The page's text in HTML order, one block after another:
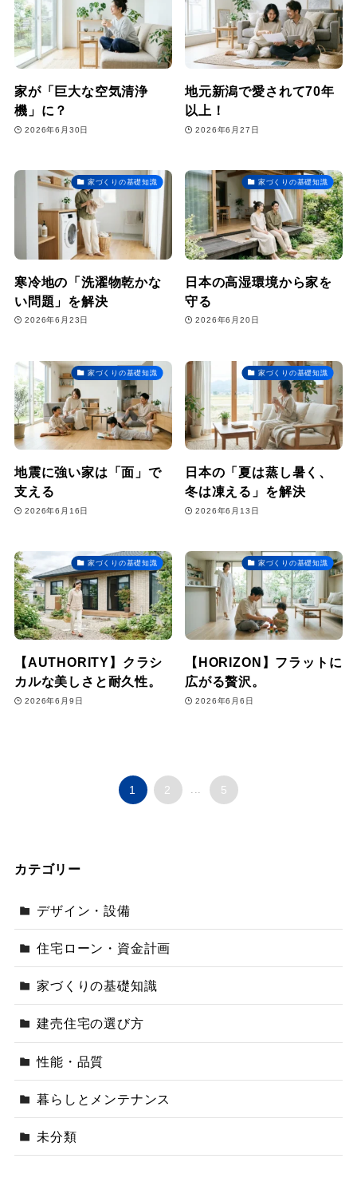
家が「巨大な空気清浄
機」に？
2026年6月30日
地元新潟で愛されて70年
以上！
2026年6月27日
家づくりの基礎知識
寒冷地の「洗濯物乾かな
い問題」を解決
2026年6月23日
家づくりの基礎知識
日本の高湿環境から家を
守る
2026年6月20日
家づくりの基礎知識
地震に強い家は「面」で
支える
2026年6月16日
家づくりの基礎知識
日本の「夏は蒸し暑く、
冬は凍える」を解決
2026年6月13日
家づくりの基礎知識
【AUTHORITY】クラシ
カルな美しさと耐久性。
2026年6月9日
家づくりの基礎知識
【HORIZON】フラットに
広がる贅沢。
2026年6月6日
1 2 ... 5
カテゴリー
デザイン・設備
住宅ローン・資金計画
家づくりの基礎知識
建売住宅の選び方
性能・品質
暮らしとメンテナンス
未分類